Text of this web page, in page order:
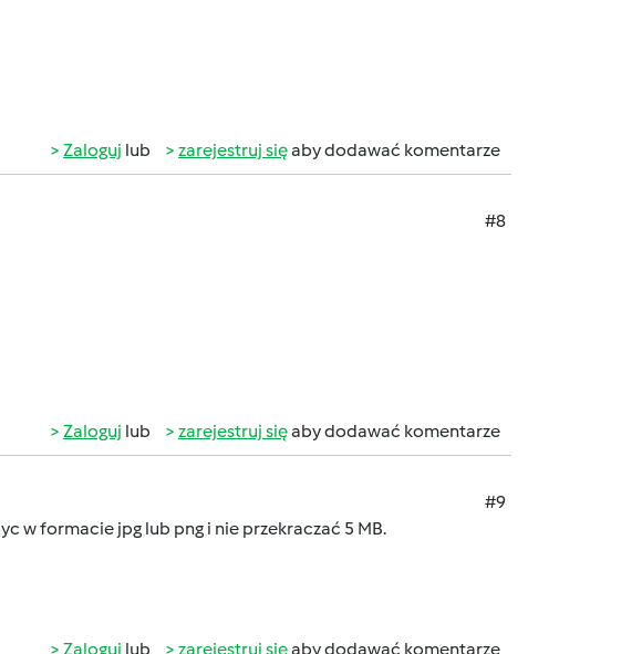
Zaloguj lub zarejestruj sięaby dodawać komentarze
#8
Zaloguj lub zarejestruj sięaby dodawać komentarze
#9
w formacie jpg lub png i nie przekraczać 5 MB.
Zaloguj lub zarejestruj sięaby dodawać komentarze